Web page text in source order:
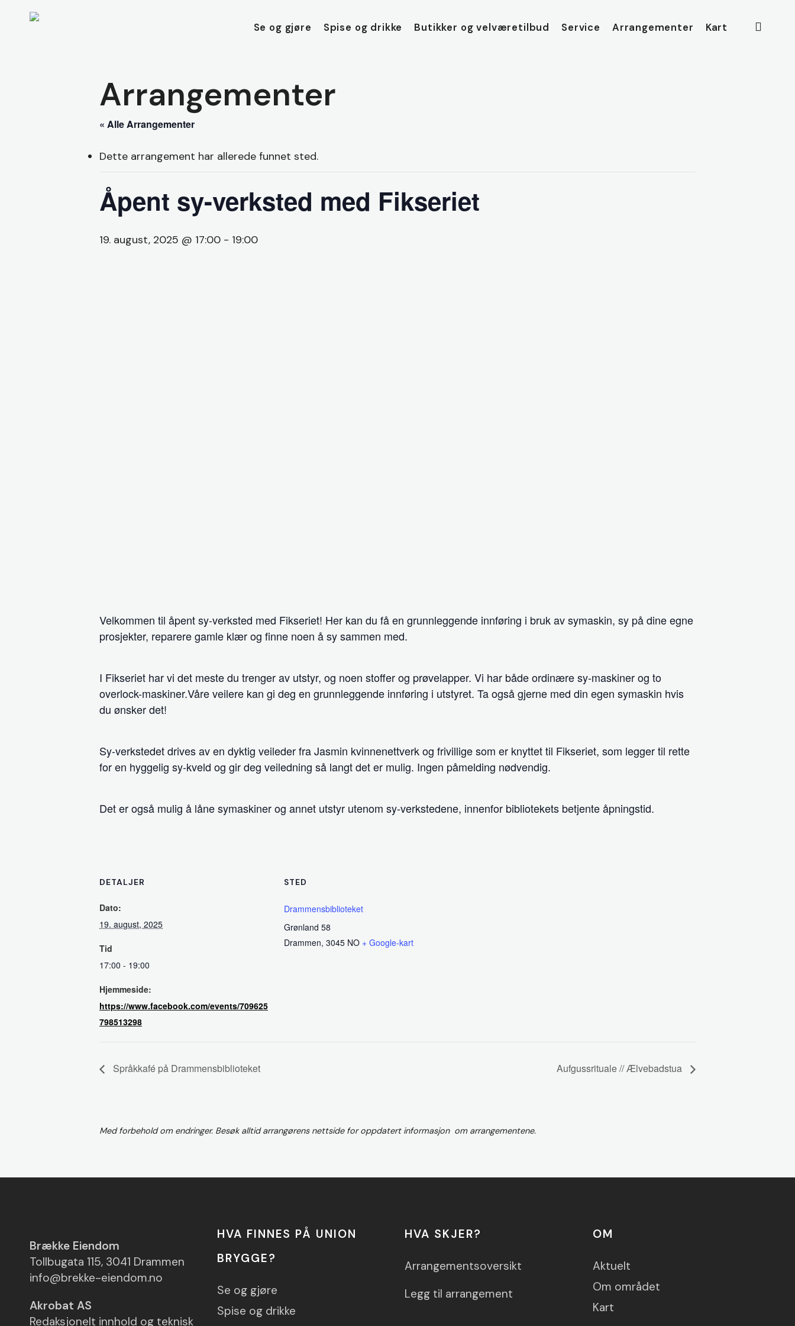
Se og gjøre Spise og drikke Butikker og velværetilbud Service Arrangementer Kart
Arrangementer
« Alle Arrangementer
Dette arrangement har allerede funnet sted.
Åpent sy-verksted med Fikseriet
19. august, 2025 @ 17:00 - 19:00
Velkommen til åpent sy-verksted med Fikseriet! Her kan du få en grunnleggende innføring i bruk av symaskin, sy på dine egne
prosjekter, reparere gamle klær og finne noen å sy sammen med.
I Fikseriet har vi det meste du trenger av utstyr, og noen stoffer og prøvelapper. Vi har både ordinære sy-maskiner og to
overlock-maskiner.Våre veilere kan gi deg en grunnleggende innføring i utstyret. Ta også gjerne med din egen symaskin hvis
du ønsker det!
Sy-verkstedet drives av en dyktig veileder fra Jasmin kvinnenettverk og frivillige som er knyttet til Fikseriet, som legger til rette
for en hyggelig sy-kveld og gir deg veiledning så langt det er mulig. Ingen påmelding nødvendig.
Det er også mulig å låne symaskiner og annet utstyr utenom sy-verkstedene, innenfor bibliotekets betjente åpningstid.
DETALJER
Dato:
19. august, 2025
Tid
17:00 - 19:00
Hjemmeside:
https://www.facebook.com/events/709625
798513298
STED
Drammensbiblioteket
Grønland 58
Drammen, 3045 NO + Google-kart
Språkkafé på Drammensbiblioteket Aufgussrituale // Ælvebadstua
Med forbehold om endringer. Besøk alltid arrangørens nettside for oppdatert informasjon om arrangementene.
Brække Eiendom
Tollbugata 115, 3041 Drammen
info@brekke-eiendom.no
Akrobat AS
Redaksjonelt innhold og teknisk
HVA FINNES PÅ UNION
BRYGGE?
Se og gjøre
Spise og drikke
HVA SKJER?
Arrangementsoversikt
Legg til arrangement
OM
Aktuelt
Om området
Kart